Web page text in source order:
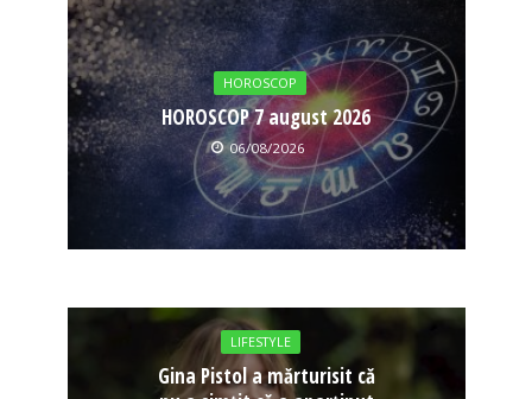
HOROSCOP
HOROSCOP 7 august 2026
06/08/2026
LIFESTYLE
Gina Pistol a mărturisit că